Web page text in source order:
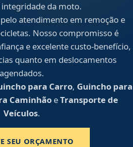
da moto.
atendimento em remoção e
Nosso compromisso é
e excelente custo-benefício,
quanto em deslocamentos
agendados.
para Carro, Guincho para
CaminhãoeTransporte de
Veículos.
SEU ORÇAMENTO